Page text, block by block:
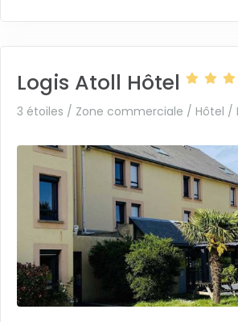
Logis Atoll Hôtel
3 étoiles / Zone commerciale / Hôtel /